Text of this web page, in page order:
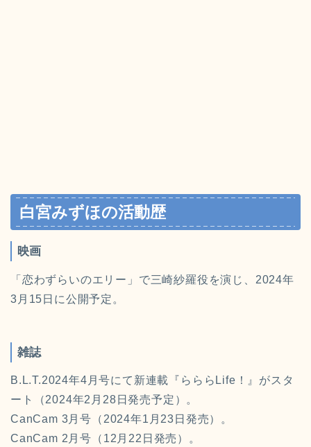
白宮みずほの活動歴
映画
「恋わずらいのエリー」で三崎紗羅役を演じ、2024年
3月15日に公開予定。
雑誌
B.L.T.2024年4月号にて新連載『らららLife！』がスタ
ート（2024年2月28日発売予定）。
CanCam 3月号（2024年1月23日発売）。
CanCam 2月号（12月22日発売）。